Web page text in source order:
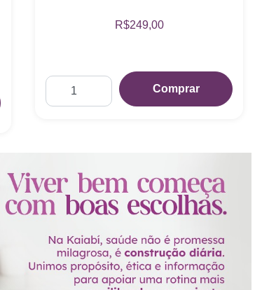
R$249,00
Comprar